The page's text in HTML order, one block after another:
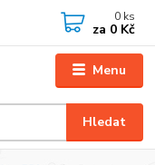
Menu
Hledat
0 ks
za 0 Kč